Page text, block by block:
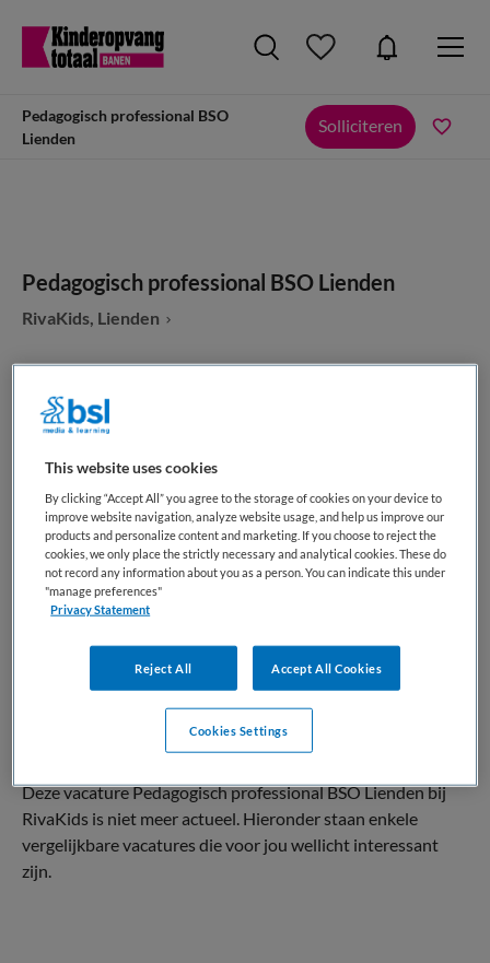
Pedagogisch professional BSO
Lienden
Solliciteren
Pedagogisch professional BSO Lienden
RivaKids, Lienden
Kinderopvang
BRANCHE
BSO
AANSTELLING
Vaste aanstelling
PLAATSINGSDATUM
21 april 2026
Niet nader bepaald Parttime
Vacature niet beschikbaar
Deze vacature Pedagogisch professional BSO Lienden bij
RivaKids is niet meer actueel. Hieronder staan enkele
vergelijkbare vacatures die voor jou wellicht interessant
zijn.
This website uses cookies
By clicking “Accept All” you agree to the storage of cookies on your device to
improve website navigation, analyze website usage, and help us improve our
products and personalize content and marketing. If you choose to reject the
cookies, we only place the strictly necessary and analytical cookies. These do
not record any information about you as a person. You can indicate this under
"manage preferences"
Privacy Statement
Reject All Accept All Cookies
Cookies Settings